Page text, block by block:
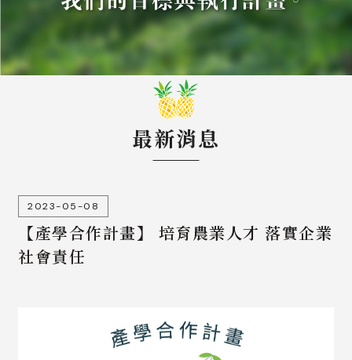
最新消息
2023-05-08
【產學合作計畫】 培育農業人才 落實企業
社會責任